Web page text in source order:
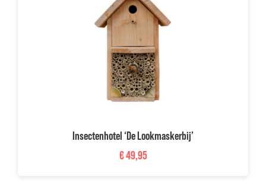
Insectenhotel ‘De Lookmaskerbij’
€49,95